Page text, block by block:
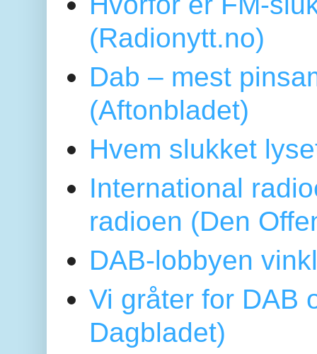
(Radionytt.no)
Dab – mest
(Aftonbladet)
Hvem slukket
International
radioen (Den
DAB-lobbyen
Vi gråter for DAB
Dagbladet)